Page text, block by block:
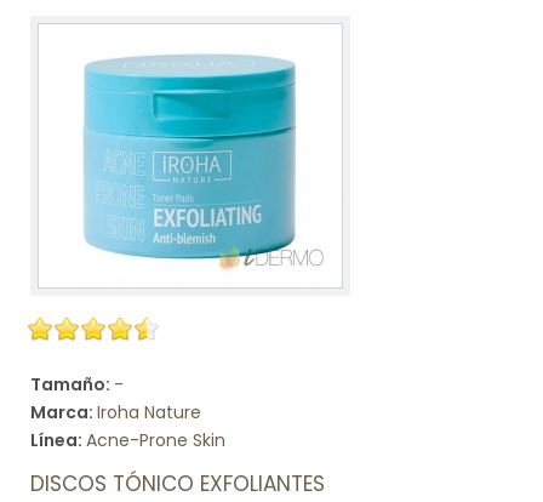
Tamaño: -
Marca: Iroha Nature
Línea: Acne-Prone Skin
DISCOS TÓNICO EXFOLIANTES